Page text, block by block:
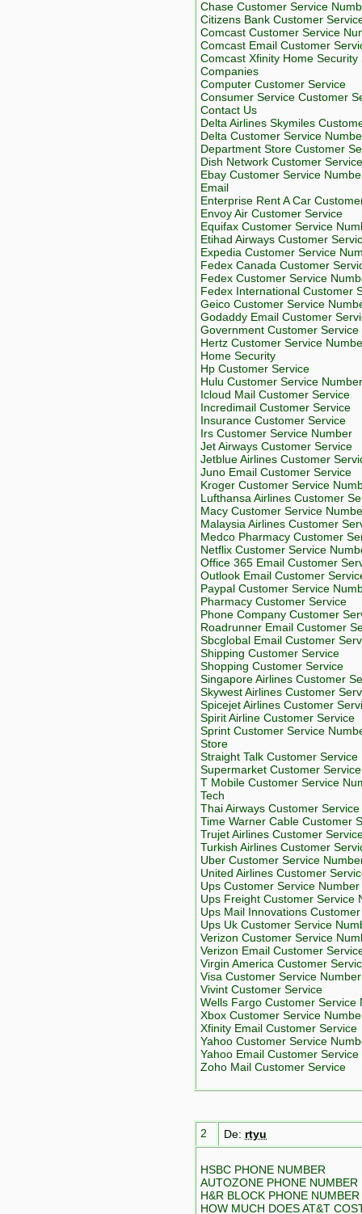
Chase Customer Service
Citizens Bank Customer
Comcast Customer Service
Comcast Email Customer
Comcast Xfinity Home
Companies
Computer Customer Service
Consumer Service Customer
Contact Us
Delta Airlines Skymiles
Delta Customer Service
Department Store Customer
Dish Network Customer
Ebay Customer Service
Email
Enterprise Rent A Car
Envoy Air Customer Service
Equifax Customer Service
Etihad Airways Customer
Expedia Customer Service
Fedex Canada Customer
Fedex Customer Service
Fedex International Customer
Geico Customer Service
Godaddy Email Customer
Government Customer Service
Hertz Customer Service
Home Security
Hp Customer Service
Hulu Customer Service Number
Icloud Mail Customer Service
Incredimail Customer Service
Insurance Customer Service
Irs Customer Service Number
Jet Airways Customer Service
Jetblue Airlines Customer
Juno Email Customer Service
Kroger Customer Service
Lufthansa Airlines Customer
Macy Customer Service
Malaysia Airlines Customer
Medco Pharmacy Customer
Netflix Customer Service
Office 365 Email Customer
Outlook Email Customer
Paypal Customer Service
Pharmacy Customer Service
Phone Company Customer
Roadrunner Email Customer
Sbcglobal Email Customer
Shipping Customer Service
Shopping Customer Service
Singapore Airlines Customer
Skywest Airlines Customer
Spicejet Airlines Customer
Spirit Airline Customer Service
Sprint Customer Service
Store
Straight Talk Customer Service
Supermarket Customer Service
T Mobile Customer Service
Tech
Thai Airways Customer Service
Time Warner Cable Customer
Trujet Airlines Customer
Turkish Airlines Customer
Uber Customer Service
United Airlines Customer
Ups Customer Service Number
Ups Freight Customer Service
Ups Mail Innovations
Ups Uk Customer Service
Verizon Customer Service
Verizon Email Customer
Virgin America Customer
Visa Customer Service Number
Vivint Customer Service
Wells Fargo Customer Service
Xbox Customer Service
Xfinity Email Customer Service
Yahoo Customer Service
Yahoo Email Customer Service
Zoho Mail Customer Service
2 De: rtyu
HSBC PHONE NUMBER
AUTOZONE PHONE NUMBER
H&R BLOCK PHONE NUMBER
HOW MUCH DOES AT&T